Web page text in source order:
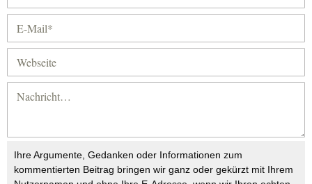
Ihre Argumente, Gedanken oder Informationen zum
kommentierten Beitrag bringen wir ganz oder gekürzt mit Ihrem